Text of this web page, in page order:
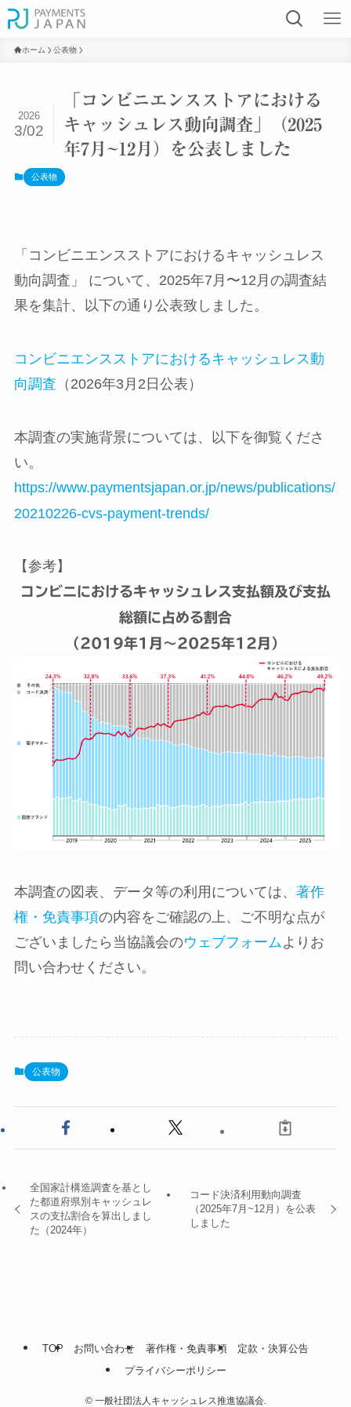
ホーム 公表物
「コンビニエンスストアにおける
キャッシュレス動向調査」（2025
年7月~12月）を公表しました
2026
3/02
公表物
「コンビニエンスストアにおけるキャッシュレス
動向調査」 について、2025年7月〜12月の調査結
果を集計、以下の通り公表致しました。
コンビニエンスストアにおけるキャッシュレス動
向調査 （2026年3月2日公表）
本調査の実施背景については、以下を御覧くださ
い。
https://www.paymentsjapan.or.jp/news/publications/
20210226-cvs-payment-trends/
【参考】
コンビニにおけるキャッシュレス支払額及び支払
総額に占める割合
（2019年1月～2025年12月）
本調査の図表、データ等の利用については、 著作
権・免責事項の内容をご確認の上、ご不明な点が
ございましたら当協議会のウェブフォームよりお
問い合わせください。
公表物
全国家計構造調査を基とし
た都道府県別キャッシュレ
スの支払割合を算出しまし
た（2024年）
コード決済利用動向調査
（2025年7月~12月）を公表
しました
TOP お問い合わせ 著作権・免責事項
定款・決算公告
プライバシーポリシー
©一般社団法人キャッシュレス推進協議会.